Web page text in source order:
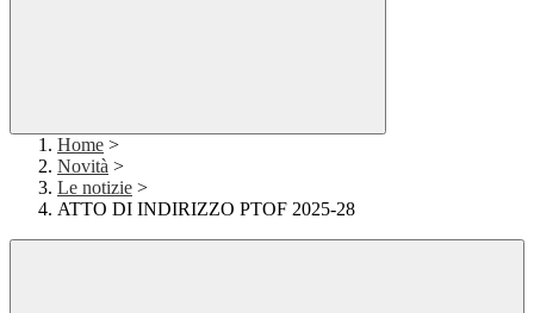
Home >
Novità >
Le notizie >
ATTO DI INDIRIZZO PTOF 2025-28